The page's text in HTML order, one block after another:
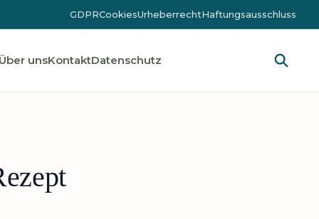
GDPRCookiesUrheberrechtHaftungsausschluss
Über unsKontaktDatenschutz